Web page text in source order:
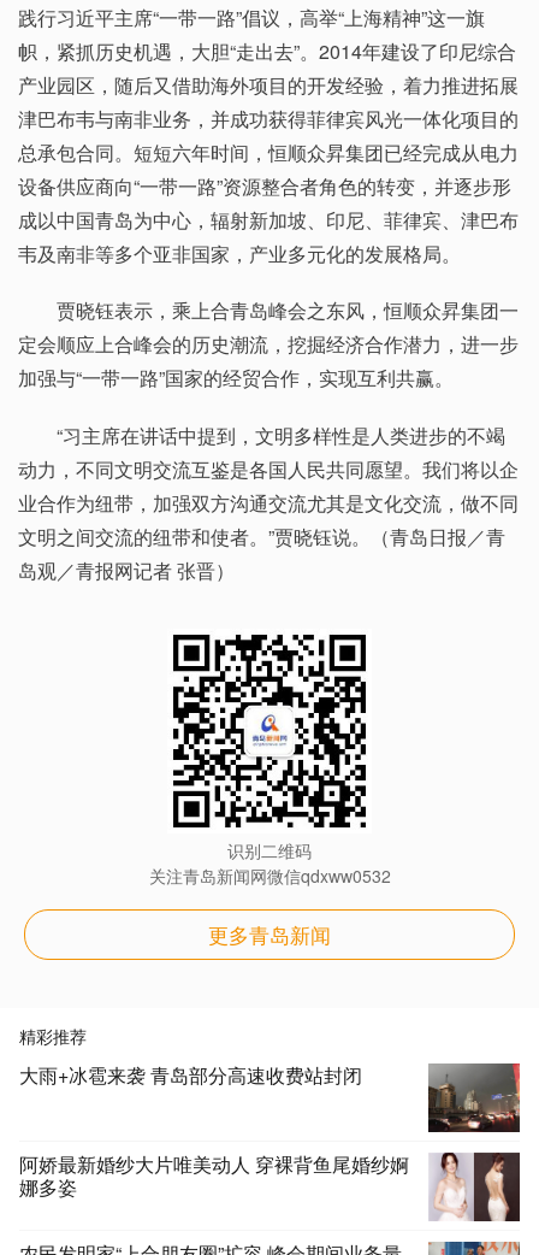
践行习近平主席“一带一路”倡议，高举“上海精神”这一旗
帜，紧抓历史机遇，大胆“走出去”。2014年建设了印尼综合
产业园区，随后又借助海外项目的开发经验，着力推进拓展
津巴布韦与南非业务，并成功获得菲律宾风光一体化项目的
总承包合同。短短六年时间，恒顺众昇集团已经完成从电力
设备供应商向“一带一路”资源整合者角色的转变，并逐步形
成以中国青岛为中心，辐射新加坡、印尼、菲律宾、津巴布
韦及南非等多个亚非国家，产业多元化的发展格局。
贾晓钰表示，乘上合青岛峰会之东风，恒顺众昇集团一
定会顺应上合峰会的历史潮流，挖掘经济合作潜力，进一步
加强与“一带一路”国家的经贸合作，实现互利共赢。
“习主席在讲话中提到，文明多样性是人类进步的不竭
动力，不同文明交流互鉴是各国人民共同愿望。我们将以企
业合作为纽带，加强双方沟通交流尤其是文化交流，做不同
文明之间交流的纽带和使者。”贾晓钰说。（青岛日报／青
岛观／青报网记者 张晋）
识别二维码
关注青岛新闻网微信qdxww0532
更多青岛新闻
精彩推荐
大雨+冰雹来袭 青岛部分高速收费站封闭
阿娇最新婚纱大片唯美动人 穿裸背鱼尾婚纱婀
娜多姿